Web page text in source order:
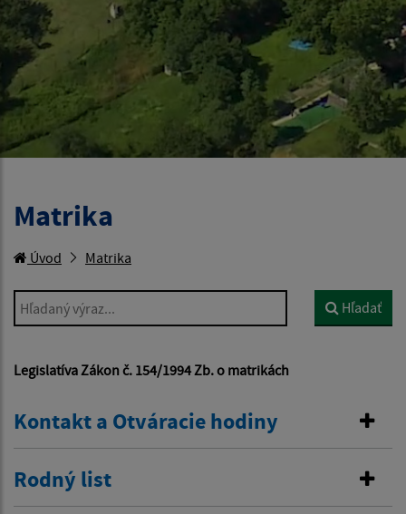
Matrika
Úvod Matrika
Hľadaný výraz... Hľadať
Legislatíva Zákon č. 154/1994 Zb. o matrikách
Kontakt a Otváracie hodiny
Rodný list